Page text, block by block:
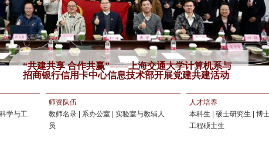
“共建共享 合作共赢”——上海交通大学计算机系与
招商银行信用卡中心信息技术部开展党建共建活动
学与工
师资队伍
教师名录
系办公室
实验室与教辅人
员
人才培养
本科生
硕士研究生 博
工程硕士生